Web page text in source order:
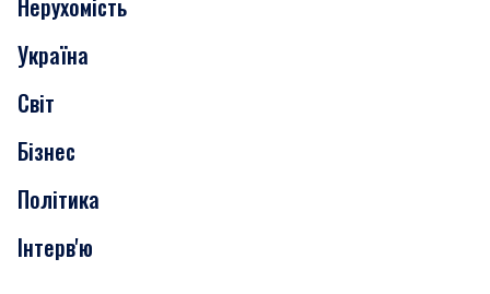
Події
Скандали
Нерухомість
Транспорт
Нерухомість
Україна
Світ
Бізнес
Політика
Інтерв'ю